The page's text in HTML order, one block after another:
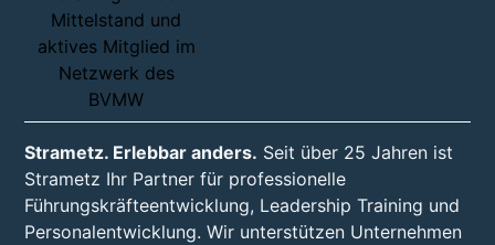
Strametz. Erlebbar anders. Seit über 25 Jahren ist
Strametz Ihr Partner für professionelle
Führungskräfteentwicklung, Leadership Training und
Personalentwicklung. Wir unterstützen Unternehmen